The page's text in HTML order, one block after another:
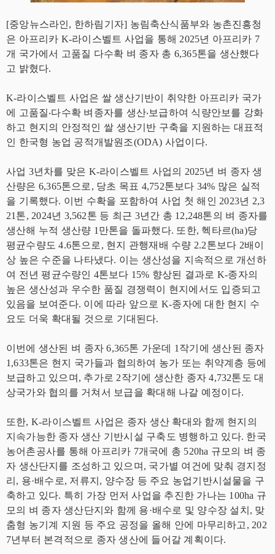
[중앙뉴스라인, 한하림기자] 농림축산식품부와 농촌진흥청
은 아프리카 K-라이스벨트 사업을 통해 2025년 아프리카 7
개 국가에서 고품질 다수확 벼 종자 총 6,365톤을 생산했다
고 밝혔다.
K-라이스벨트 사업은 쌀 생산기반이 취약한 아프리카 국가
에 고품질‧다수확 벼종자를 생산‧보급하여 식량안보를 강화
하고 현지의 안정적인 쌀 생산기반 구축을 지원하는 대표적
인 한국형 농업 공적개발원조(ODA) 사업이다.
사업 3년차를 맞은 K-라이스벨트 사업의 2025년 벼 종자 생
산량은 6,365톤으로, 당초 목표 4,752톤보다 34% 많은 실적
을 기록했다. 이번 수확을 포함하여 사업 첫 해인 2023년 2,3
21톤, 2024년 3,562톤 등 최근 3년간 총 12,248톤의 벼 종자를
생산해 누적 생산량 1만톤을 돌파했다. 또한, 헥타르(ha)당
평균수량도 4.6톤으로, 현지 관행재배 수량 2.2톤보다 2배이
상 높은 수준을 나타냈다. 이는 생산성을 지속적으로 개선하
여 전년 평균수량인 4톤보다 15% 향상된 결과로 K-종자의
높은 생산성과 우수한 품질 경쟁력이 현지에서도 입증되고
있음을 보여준다. 이에 따라 앞으로 K-종자에 대한 현지 수
요도 더욱 확대될 것으로 기대된다.
이번에 생산된 벼 종자 6,365톤 가운데 1작기에 생산된 종자
1,633톤은 현지 국가들과 협의하여 농가 또는 취약계층 등에
보급하고 있으며, 추가로 2작기에 생산한 종자 4,732톤도 대
상국가와 협의를 거쳐서 보급을 확대해 나갈 예정이다.
또한, K-라이스벨트 사업은 종자 생산 확대와 함께 현지의
지속가능한 종자 생산 기반시설 구축도 병행하고 있다. 한국
농어촌공사를 통해 아프리카 7개국에 총 520ha 규모의 벼 종
자 생산단지를 조성하고 있으며, 국가별 여건에 맞춰 경지정
리, 용·배수로, 저류지, 양수장 등 주요 농업기반시설물을 구
축하고 있다. 특히 가장 먼저 사업을 추진한 가나는 100ha 규
모의 벼 종자 생산단지와 함께 용·배수로 및 양수장 설치, 맞
춤형 농기계 지원 등 주요 공정을 올해 안에 마무리하고, 202
7년부터 본격적으로 종자 생산에 들어갈 계획이다.